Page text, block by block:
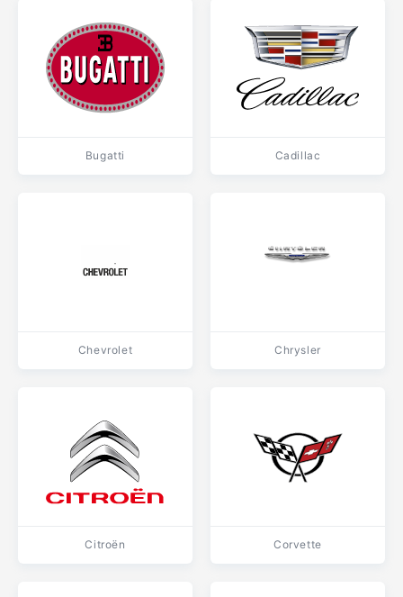
Bugatti Cadillac
Chevrolet Chrysler
Citroën Corvette